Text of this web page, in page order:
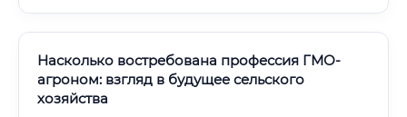
Насколько востребована профессия ГМО-
агроном: взгляд в будущее сельского
хозяйства